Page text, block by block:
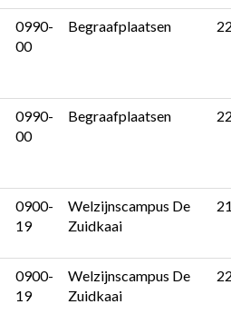
0990-
00
Begraafplaatsen
0990-
00
Begraafplaatsen
0900-
19
Welzijnscampus De
Zuidkaai
0900-
19
Welzijnscampus De
Zuidkaai